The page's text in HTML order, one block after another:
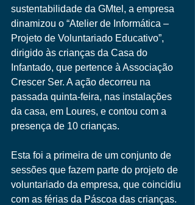
sustentabilidade da GMtel, a empresa
dinamizou o “Atelier de Informática –
Projeto de Voluntariado Educativo”,
dirigido às crianças da Casa do
Infantado, que pertence à Associação
Crescer Ser. A ação decorreu na
passada quinta-feira, nas instalações
da casa, em Loures, e contou com a
presença de 10 crianças.
Esta foi a primeira de um conjunto de
sessões que fazem parte do projeto de
voluntariado da empresa, que coincidiu
com as férias da Páscoa das crianças.